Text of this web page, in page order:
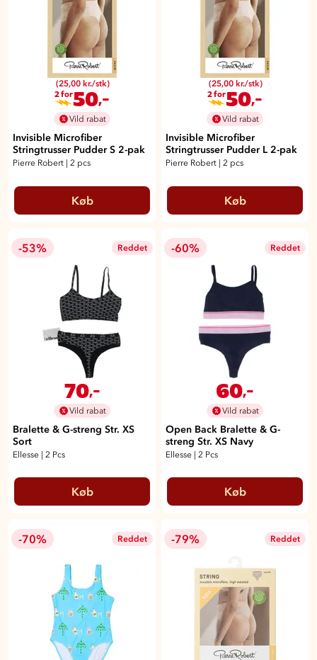
(25,00 kr./stk)
2 for50,-
Vild rabat
Invisible Microfiber
Stringtrusser Pudder S 2-pak
Pierre Robert 2 pcs
Køb
(25,00 kr./stk)
2 for50,-
Vild rabat
Invisible Microfiber
Stringtrusser Pudder L 2-pak
Pierre Robert 2 pcs
Køb
-53% Reddet
70,-
Vild rabat
Bralette & G-streng Str. XS
Sort
Ellesse | 2 Pcs
Køb
-60% Reddet
60 ,-
Vild rabat
Open Back Bralette & G-
streng Str. XS Navy
Ellesse | 2 Pcs
Køb
-70% Reddet -79% Reddet